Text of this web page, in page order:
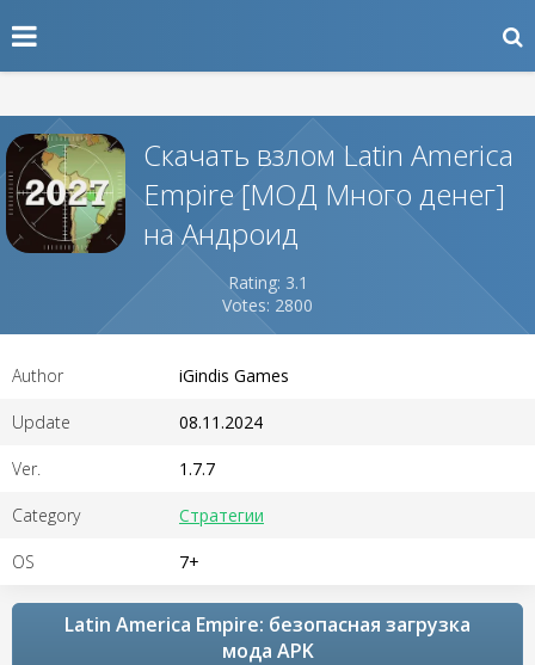
Скачать взлом Latin America
Empire [МОД Много денег]
на Андроид
Rating: 3.1
Votes: 2800
Author iGindis Games
Update 08.11.2024
Ver. 1.7.7
Category Стратегии
OS 7+
Latin America Empire: безопасная загрузка
мода APK